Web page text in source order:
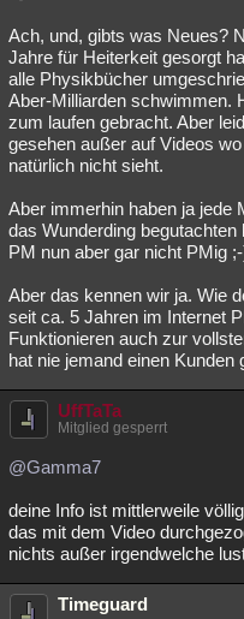
Ach, und, gibts was Neues?
Jahre für Heiterkeit gesorgt
alle Physikbücher
Aber-Milliarden schwimmen.
zum laufen gebracht. Aber
gesehen außer auf Videos
natürlich nicht sieht.
Aber immerhin haben ja jede
das Wunderding
PM nun aber gar nicht PMig
Aber das kennen wir ja. Wie
seit ca. 5 Jahren im Internet
Funktionieren auch zur
hat nie jemand einen Kunden
UffTaTa
Mitglied gesperrt
@Gamma7
deine Info ist mittlerweile
das mit dem Video
nichts außer irgendwelche
Timeguard